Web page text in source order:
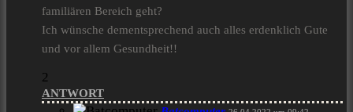
familiären Bereich geht?
Ich wünsche dementsprechend auch alles erdenklich Gute
und vor allem Gesundheit!!
2
ANTWORT